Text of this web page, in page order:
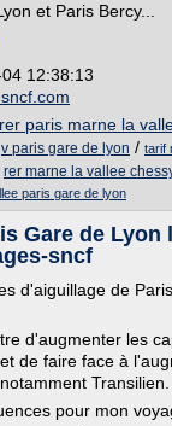
et Paris Bercy...
12:38:13
rer paris marne la
paris gare de lyon / tarif
rer marne la vallee
paris gare de lyon
Gare de Lyon
sncf
d'aiguillage de
d'augmenter les
de faire face à
Transilien.
pour mon